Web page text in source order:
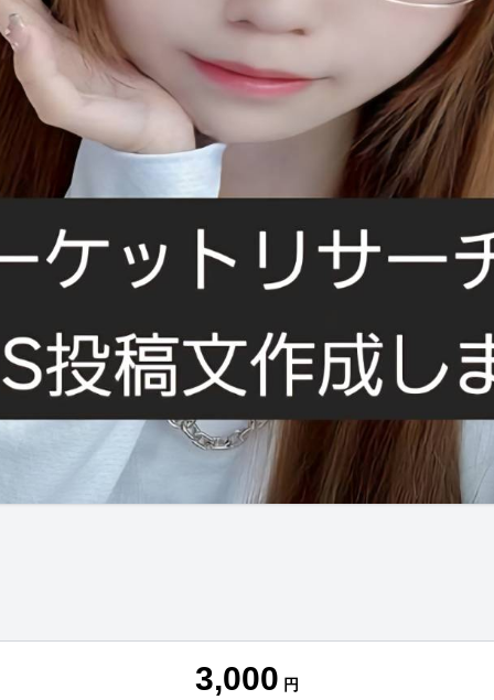
3,000 円